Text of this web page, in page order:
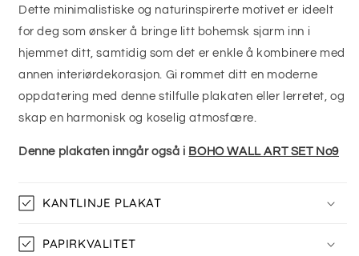
Dette minimalistiske og naturinspirerte motivet er ideelt
for deg som ønsker å bringe litt bohemsk sjarm inn i
hjemmet ditt, samtidig som det er enkle å kombinere med
annen interiørdekorasjon. Gi rommet ditt en moderne
oppdatering med denne stilfulle plakaten eller lerretet, og
skap en harmonisk og koselig atmosfære.
Denne plakaten inngår også i BOHO WALL ART SET No9
KANTLINJE PLAKAT
PAPIRKVALITET